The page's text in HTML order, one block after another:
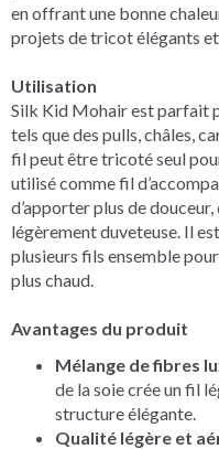
en offrant une bonne
projets de tricot élégants
Utilisation
Silk Kid Mohair est parfait
tels que des pulls, châles,
fil peut être tricoté seul
utilisé comme fil
d’apporter plus de
légèrement duveteuse. Il
plusieurs fils ensemble
plus chaud.
Avantages du produit
Mélange de fibres
de la soie crée un fil
structure élégante.
Qualité légère et